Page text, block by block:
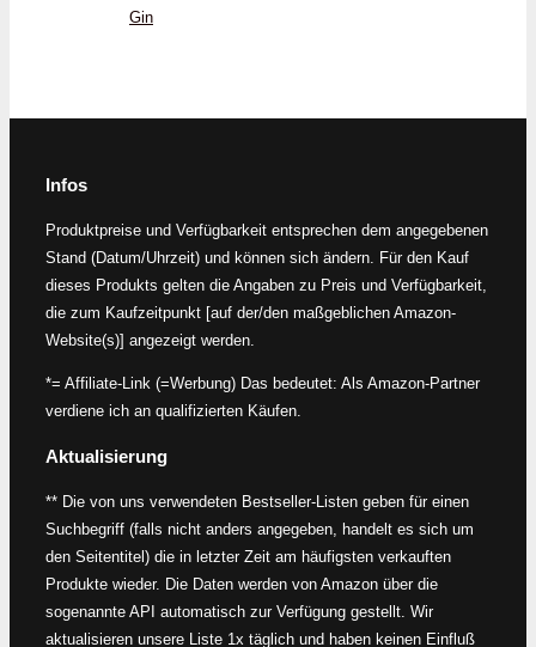
Gin
Infos
Produktpreise und Verfügbarkeit entsprechen dem angegebenen
Stand (Datum/Uhrzeit) und können sich ändern. Für den Kauf
dieses Produkts gelten die Angaben zu Preis und Verfügbarkeit,
die zum Kaufzeitpunkt [auf der/den maßgeblichen Amazon-
Website(s)] angezeigt werden.
*= Affiliate-Link (=Werbung) Das bedeutet: Als Amazon-Partner
verdiene ich an qualifizierten Käufen.
Aktualisierung
** Die von uns verwendeten Bestseller-Listen geben für einen
Suchbegriff (falls nicht anders angegeben, handelt es sich um
den Seitentitel) die in letzter Zeit am häufigsten verkauften
Produkte wieder. Die Daten werden von Amazon über die
sogenannte API automatisch zur Verfügung gestellt. Wir
aktualisieren unsere Liste 1x täglich und haben keinen Einfluß